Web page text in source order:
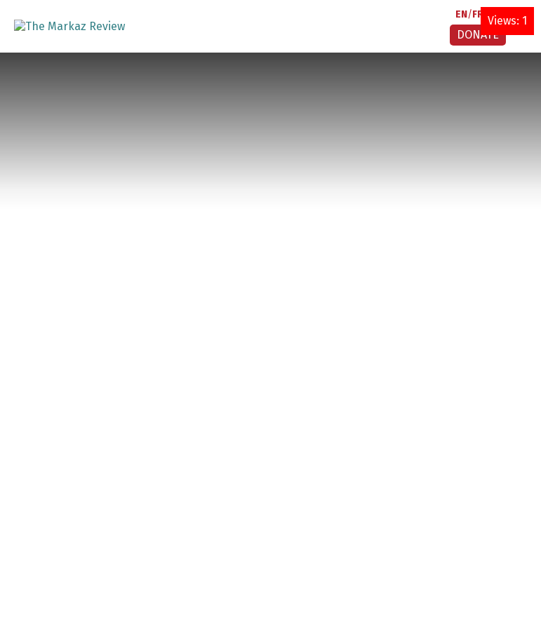
EN FR AR
DONATE
Views: 1